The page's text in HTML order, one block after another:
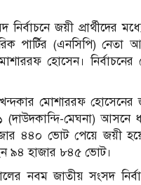
নির্বাচনে জয়ী
পার্টির (এনসিপি) নেতা
হোসেন।
মোশাররফ
(দাউদকান্দি-মেঘনা) আসনে
৪৪০ ভোট পেয়ে জয়ী
৯৪ হাজার ৮৪৫ ভোট।
নবম জাতীয় সংসদ